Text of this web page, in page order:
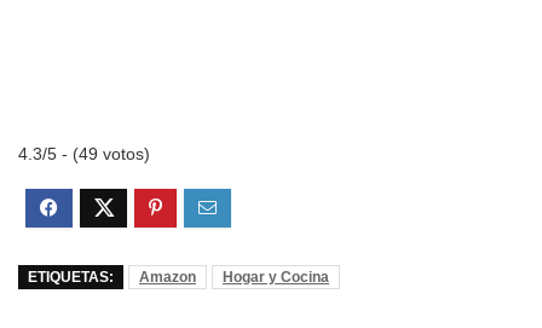
4.3/5 - (49 votos)
ETIQUETAS: Amazon Hogar y Cocina